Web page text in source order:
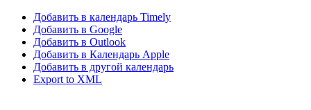
Добавить в календарь Timely
Добавить в Google
Добавить в Outlook
Добавить в Календарь Apple
Добавить в другой календарь
Export to XML